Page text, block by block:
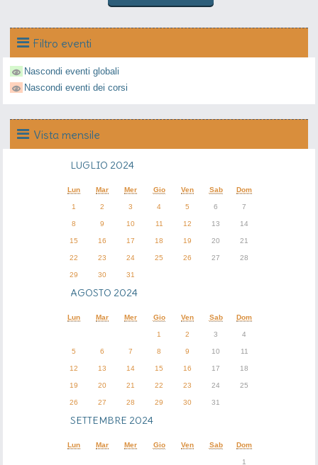
Filtro eventi
Nascondi eventi globali
Nascondi eventi dei corsi
Vista mensile
LUGLIO 2024
Lun Mar Mer Gio Ven Sab Dom
1 2 3 4 5 6 7
8 9 10 11 12 13 14
15 16 17 18 19 20 21
22 23 24 25 26 27 28
29 30 31
AGOSTO 2024
Lun Mar Mer Gio Ven Sab Dom
1 2 3 4
5 6 7 8 9 10 11
12 13 14 15 16 17 18
19 20 21 22 23 24 25
26 27 28 29 30 31
SETTEMBRE 2024
Lun Mar Mer Gio Ven Sab Dom
1